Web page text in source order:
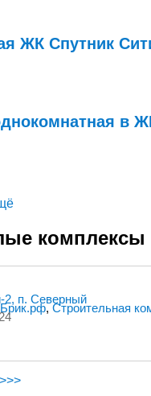
ЖК Спутник
в
комплексы
п. Северный
,Строительная